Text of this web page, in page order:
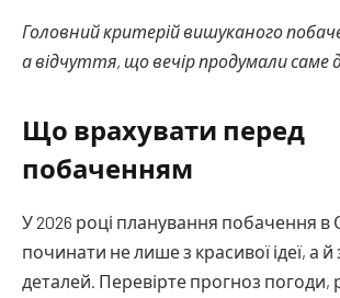
Головний критерій вишуканого
а відчуття, що вечір продумали саме
Що врахувати перед
побаченням
У 2026 році планування побачення в
починати не лише з красивої ідеї, а
деталей. Перевірте прогноз погоди,